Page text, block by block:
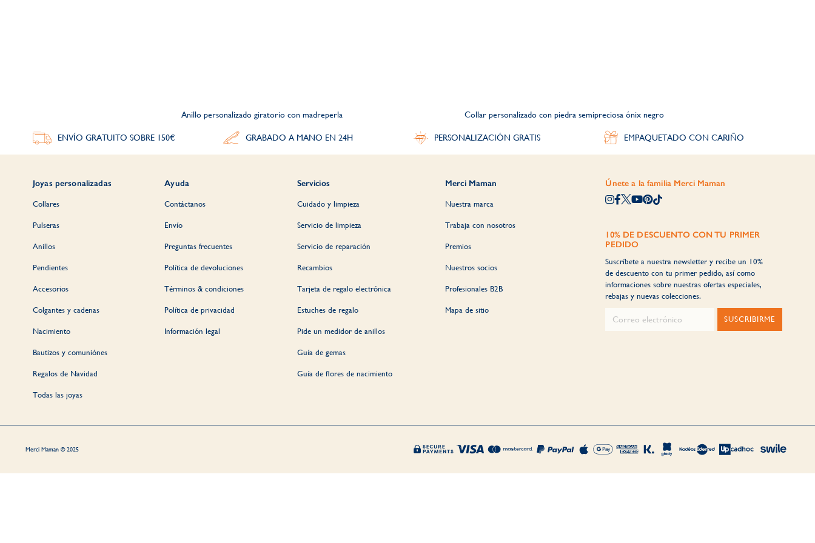
Anillo personalizado giratorio con madreperla Collar personalizado con piedra semipreciosa ónix negro
ENVÍO GRATUITO SOBRE 150€ GRABADO A MANO EN 24H PERSONALIZACIÓN GRATIS EMPAQUETADO CON CARIÑO
Joyas personalizadas
Collares
Pulseras
Anillos
Pendientes
Accesorios
Colgantes y cadenas
Nacimiento
Bautizos y comuniónes
Regalos de Navidad
Todas las joyas
Ayuda
Contáctanos
Envío
Preguntas frecuentes
Política de devoluciones
Términos & condiciones
Política de privacidad
Información legal
Servicios
Cuidado y limpieza
Servicio de limpieza
Servicio de reparación
Recambios
Tarjeta de regalo electrónica
Estuches de regalo
Pide un medidor de anillos
Guía de gemas
Guía de flores de nacimiento
Merci Maman
Nuestra marca
Trabaja con nosotros
Premios
Nuestros socios
Profesionales B2B
Mapa de sitio
Únete a la familia Merci Maman
10% DE DESCUENTO CON TU PRIMER
PEDIDO
Suscríbete a nuestra newsletter y recibe un 10%
de descuento con tu primer pedido, así como
informaciones sobre nuestras ofertas especiales,
rebajas y nuevas colecciones.
SUSCRIBIRME
Merci Maman © 2025